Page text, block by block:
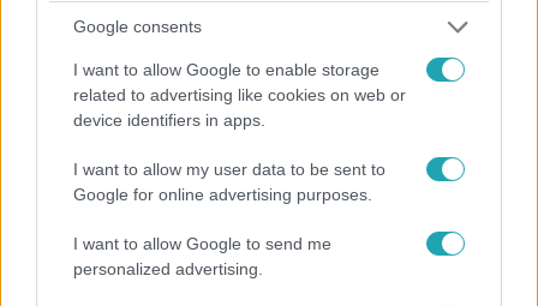
Google consents
I want to allow Google to enable storage
related to advertising like cookies on web or
device identifiers in apps.
I want to allow my user data to be sent to
Google for online advertising purposes.
I want to allow Google to send me
personalized advertising.
2026. február 27. 7:30
4 hatékony nassolnivaló a hasi zsír ellen 60 felett is
4 szuper nassolnivaló, ami 60 felett is segít csökkenteni a
érrendszeri betegségek elkerülését.